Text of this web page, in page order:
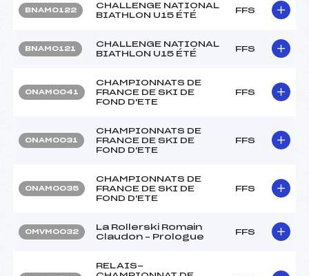
BNAM0122
CHALLENGE NATIONAL
BIATHLON U15 ÉTÉ
FFS
BNAM0121
CHALLENGE NATIONAL
BIATHLON U15 ÉTÉ
FFS
ONAM0041
CHAMPIONNATS DE
FRANCE DE SKI DE
FOND D'ETE
FFS
ONAM0031
CHAMPIONNATS DE
FRANCE DE SKI DE
FOND D'ETE
FFS
ONAM0035
CHAMPIONNATS DE
FRANCE DE SKI DE
FOND D'ETE
FFS
OMVM0032
La Rollerski Romain
Claudon – Prologue
FFS
RELAIS-